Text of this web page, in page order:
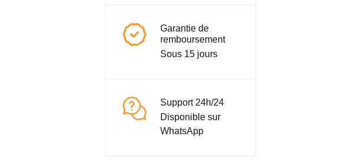
Garantie de
remboursement
Sous 15 jours
Support 24h/24
Disponible sur
WhatsApp